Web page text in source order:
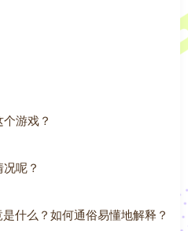
游戏？
呢？
什么？如何通俗易懂地解释？